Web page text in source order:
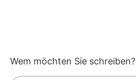
Wem möchten Sie schreiben?